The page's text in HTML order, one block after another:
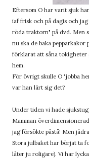
Eftersom O har varit sjuk
iaf frisk och på dagis och
röda traktorn" på dvd. Men
nu ska de baka pepparkakor
förklarat att såna tokigheter
hem.
För övrigt skulle O "jobba
var han lärt sig det?
Under tiden vi hade
Mamman
jag försökte påstå! Men
Stora julbaket har börjat ta
låter ju roligare). Vi har